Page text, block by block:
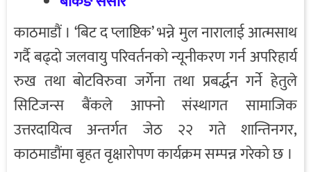
काठमाडौं । ‘बिट द प्लाष्टिक’ भन्ने मुल नारालाई आत्मसाथ
गर्दै बढ्दो जलवायु परिवर्तनको न्यूनीकरण गर्न अपरिहार्य
रुख तथा बोटविरुवा जर्गेना तथा प्रबर्द्धन गर्ने हेतुले
सिटिजन्स बैंकले आफ्नो संस्थागत सामाजिक
उत्तरदायित्व अन्तर्गत जेठ २२ गते शान्तिनगर,
काठमाडौंमा बृहत वृक्षारोपण कार्यक्रम सम्पन्न गरेको छ ।